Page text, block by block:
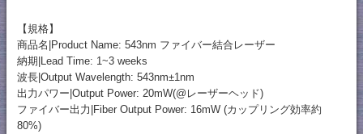
【規格】
商品名|Product Name: 543nm ファイバー結合レーザー
納期|Lead Time: 1~3 weeks
波長|Output Wavelength: 543nm±1nm
出力パワー|Output Power: 20mW(@レーザーヘッド)
ファイバー出力|Fiber Output Power: 16mW (カップリング効率約
80%)